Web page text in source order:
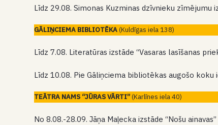
Līdz 29.08. Simonas Kuzminas dzīvnieku zīmējumu
GĀLIŅCIEMA BIBLIOTĒKA(Kuldīgas iela 138)
Līdz 7.08. Literatūras izstāde “Vasaras lasīšanas
Līdz 10.08. Pie Gāliņciema bibliotēkas augošo
TEĀTRA NAMS “JŪRAS VĀRTI”(Karlīnes iela 40)
No 8.08.-28.09. Jāņa Maļecka izstāde “Nošu